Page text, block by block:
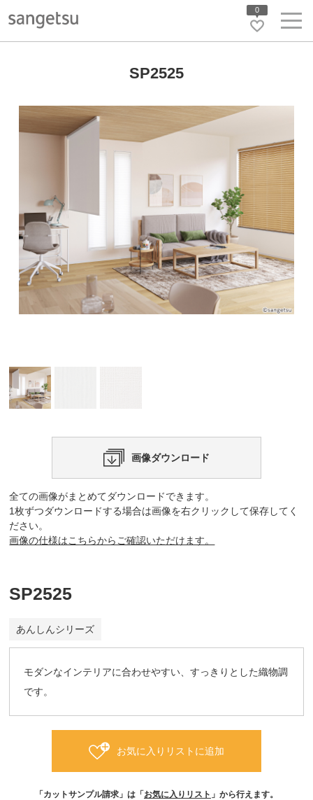
0
SP2525
画像ダウンロード
全ての画像がまとめてダウンロードできます。
1枚ずつダウンロードする場合は画像を右クリックして保存してく
ださい。
画像の仕様はこちらからご確認いただけます。
SP2525
あんしんシリーズ
モダンなインテリアに合わせやすい、すっきりとした織物調
です。
お気に入りリストに追加
「カットサンプル請求」は「 お気に入りリスト 」から行えます。